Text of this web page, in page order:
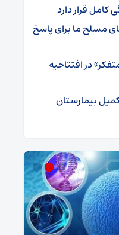
کامل قرار دارد
مسلح ما برای پاسخ
در افتتاحیه
بیمارستان